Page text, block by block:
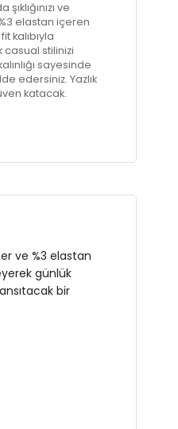
ve
elastan içeren
kalıbıyla
casual stilinizi
sayesinde
edersiniz. Yazlık
katacak.
ve %3 elastan
günlük
bir